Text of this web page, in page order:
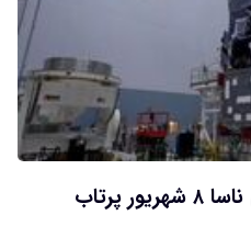
جدیدترین تلسکوپ فضایی ناسا ۸ شهریور پرتاب